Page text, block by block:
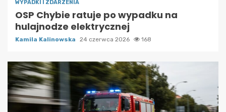
WYPADKI I ZDARZENIA
OSP Chybie ratuje po wypadku na
hulajnodze elektrycznej
Kamila Kalinowska 24 czerwca 2026 168